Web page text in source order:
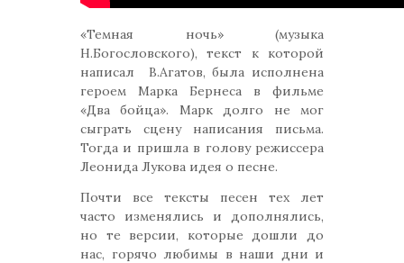
«Темная ночь» (музыка
Н.Богословского), текст к которой
написал В.Агатов, была исполнена
героем Марка Бернеса в фильме
«Два бойца». Марк долго не мог
сыграть сцену написания письма.
Тогда и пришла в голову режиссера
Леонида Лукова идея о песне.
Почти все тексты песен тех лет
часто изменялись и дополнялись,
но те версии, которые дошли до
нас, горячо любимы в наши дни и